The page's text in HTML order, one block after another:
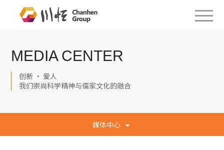
MEDIA CENTER
创新 · 爱人
我们崇尚科学精神与儒家文化的融合
媒体中心